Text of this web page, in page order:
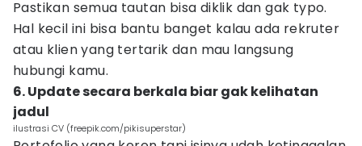
Pastikan semua tautan bisa diklik dan gak typo.
Hal kecil ini bisa bantu banget kalau ada rekruter
atau klien yang tertarik dan mau langsung
hubungi kamu.
6. Update secara berkala biar gak kelihatan
jadul
ilustrasi CV (freepik.com/pikisuperstar)